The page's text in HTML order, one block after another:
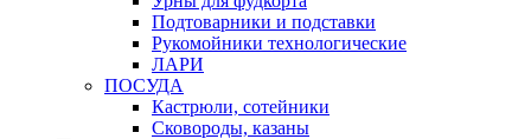
Подтоварники и подставки
Рукомойники технологические
ЛАРИ
ПОСУДА
Кастрюли, сотейники
Сковороды, казаны